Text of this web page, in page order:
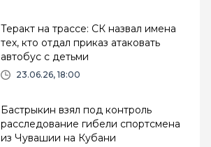
Теракт на трассе: СК назвал имена
тех, кто отдал приказ атаковать
автобус с детьми
23.06.26, 18:00
Бастрыкин взял под контроль
расследование гибели спортсмена
из Чувашии на Кубани